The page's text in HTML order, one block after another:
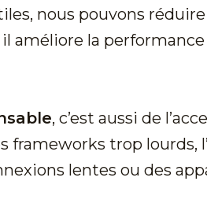
nous pouvons
améliore la
, c’est aussi de
frameworks trop lourds,
lentes ou des